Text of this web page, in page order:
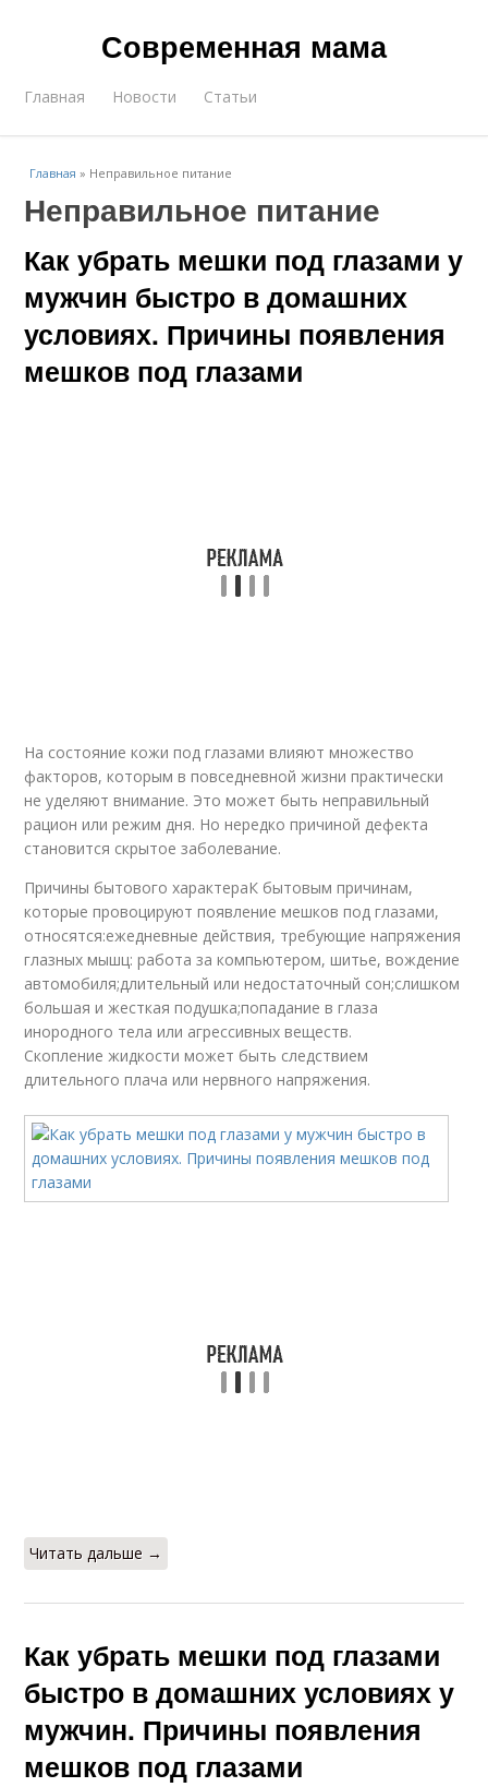
Современная мама
Главная Новости Статьи
Главная » Неправильное питание
Неправильное питание
Как убрать мешки под глазами у
мужчин быстро в домашних
условиях. Причины появления
мешков под глазами
На состояние кожи под глазами влияют множество
факторов, которым в повседневной жизни практически
не уделяют внимание. Это может быть неправильный
рацион или режим дня. Но нередко причиной дефекта
становится скрытое заболевание.
Причины бытового характераК бытовым причинам,
которые провоцируют появление мешков под глазами,
относятся:ежедневные действия, требующие напряжения
глазных мышц: работа за компьютером, шитье, вождение
автомобиля;длительный или недостаточный сон;слишком
большая и жесткая подушка;попадание в глаза
инородного тела или агрессивных веществ.
Скопление жидкости может быть следствием
длительного плача или нервного напряжения.
Читать дальше →
Как убрать мешки под глазами
быстро в домашних условиях у
мужчин. Причины появления
мешков под глазами